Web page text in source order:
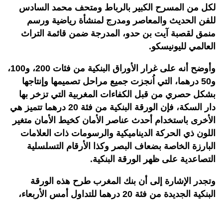
لكل من المسرح الكبير بالرباط ومتحف محمد السادس
للفن الحديث والمعاصر ومدرج لمنشأة رياضية ورسم
منمق لقصبة آيت بن حدو، المدرجة ضمن قائمة التراث
العالمي لليونيسكو.
وأوضح أنه على غرار الأوراق البنكية من فئات 200، و100،
و50 درهما، التي اُنجزت جميع مراحل تصميمها وإنتاجها
بشكل حصري من قبل الكفاءات المغربية التي تزخر بها
دار السكة، فإن الورقة البنكية من فئة 20 درهما تتميز هي
الأخرى باستخدام أحدث عناصر الأمان كخيط الأمان متغير
اللون ذي الحركة الديناميكية والرسومات ذات العلامات
البارزة الخاصة بضعاف البصر وكذا الأرقام التسلسلية
التصاعدية على ظهر الورقة البنكية.
وتجدر الإشارة إلى أن بنك المغرب طرح هذه الورقة
البنكية الجديدة من فئة 20 درهما للتداول أمس الأربعاء،